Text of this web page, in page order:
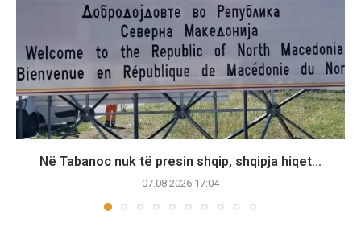
Në Tabanoc nuk të presin shqip, shqipja hiqet...
07.08.2026 17:04